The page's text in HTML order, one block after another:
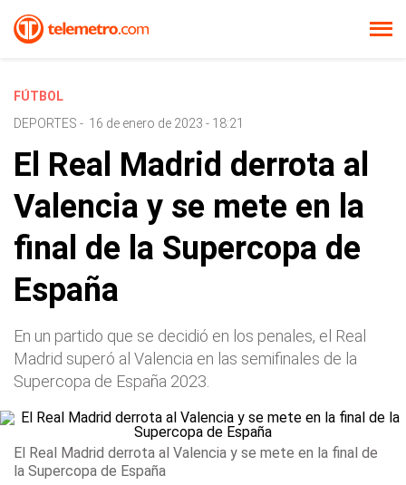
FÚTBOL
DEPORTES - 16 de enero de 2023 - 18:21
El Real Madrid derrota al
Valencia y se mete en la
final de la Supercopa de
España
En un partido que se decidió en los penales, el Real
Madrid superó al Valencia en las semifinales de la
Supercopa de España 2023.
El Real Madrid derrota al Valencia y se mete en la final de
la Supercopa de España